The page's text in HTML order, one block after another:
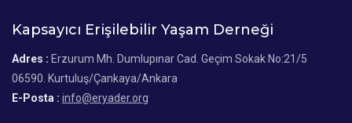
Kapsayıcı Erişilebilir Yaşam Derneği
Adres : Erzurum Mh. Dumlupınar Cad. Geçim Sokak No:21/5
06590. Kurtuluş/Çankaya/Ankara
E-Posta : info@eryader.org